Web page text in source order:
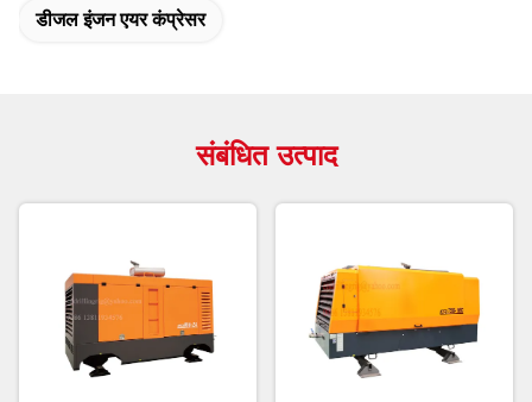
डीजल इंजन एयर कंप्रेसर
संबंधित उत्पाद